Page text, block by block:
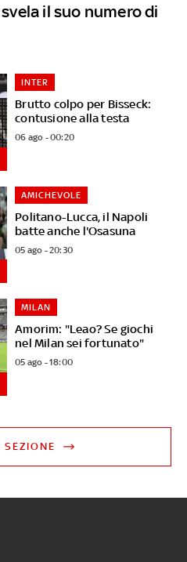
il suo numero di
Brutto colpo per Bisseck:
contusione alla testa
INTER
06 ago - 00:20
Politano-Lucca, il Napoli
batte anche l'Osasuna
AMICHEVOLE
05 ago - 20:30
Amorim: "Leao? Se giochi
nel Milan sei fortunato"
MILAN
05 ago - 18:00